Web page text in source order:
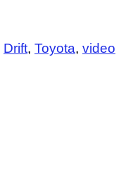
Drift, Toyota, video